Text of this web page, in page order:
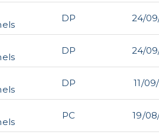
DP 24/
DP 24/
DP 11/
PC 19/